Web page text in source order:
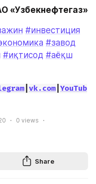
«Узбекнефтегаз»
#инвестиция
#завод
#иқтисод #аёқш
vk.com YouTub
0 views
Share